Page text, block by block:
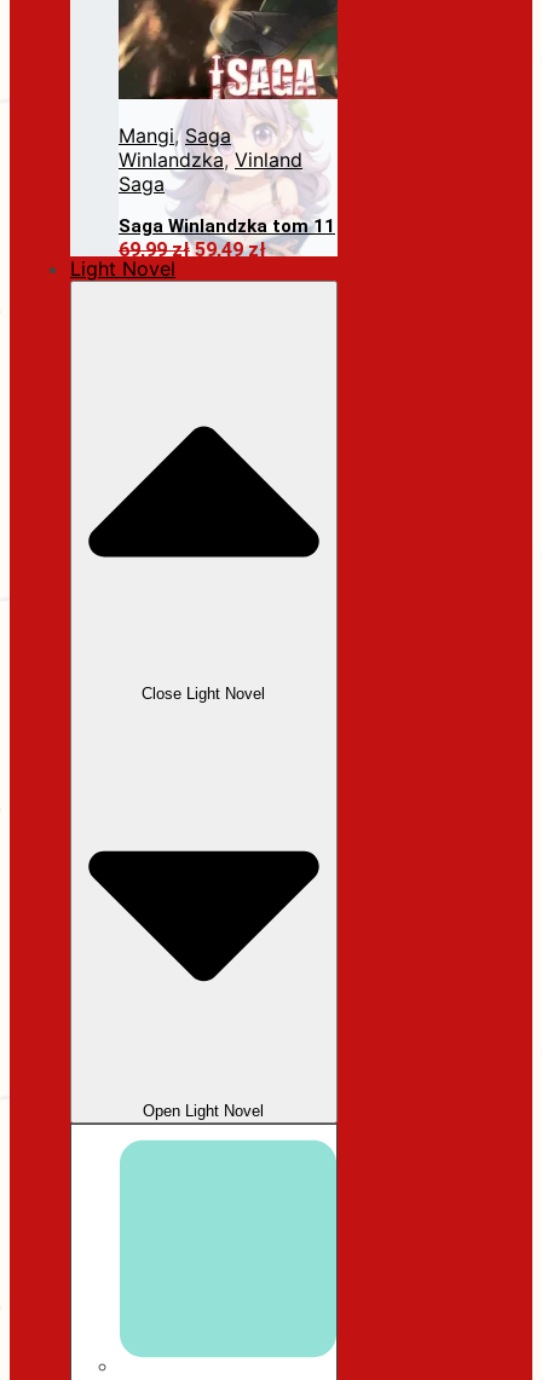
Mangi, Saga
Winlandzka, Vinland
Saga
Saga Winlandzka tom 11
69,99złPierwotna
59,49złAktualna
Dodaj do koszyka
Light Novel
Close Light Novel
Open Light Novel